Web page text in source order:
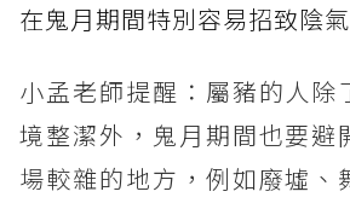
在鬼月期間特別容易招致陰氣
小孟老師提醒：屬豬的人除
境整潔外，鬼月期間也要避
場較雜的地方，例如廢墟、